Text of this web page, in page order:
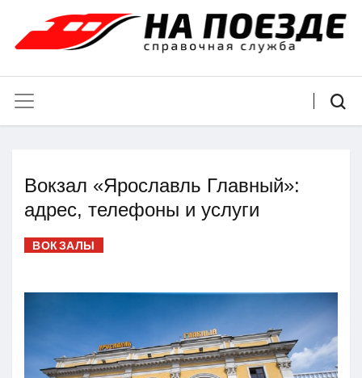
Вокзал «Ярославль Главный»:
адрес, телефоны и услуги
ВОКЗАЛЫ